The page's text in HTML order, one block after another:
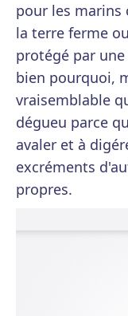
pour les marins
la terre ferme
protégé par
bien pourquoi,
vraisemblable
dégueu parce
avaler et à
excréments
propres.